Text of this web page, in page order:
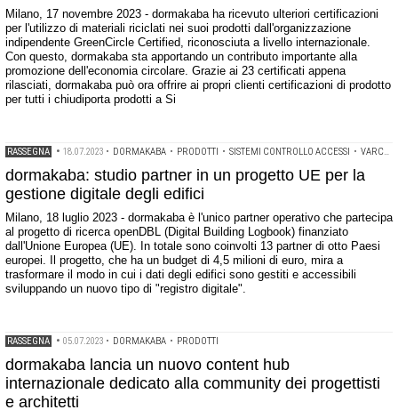
Milano, 17 novembre 2023 - dormakaba ha ricevuto ulteriori certificazioni
per l'utilizzo di materiali riciclati nei suoi prodotti dall'organizzazione
indipendente GreenCircle Certified, riconosciuta a livello internazionale.
Con questo, dormakaba sta apportando un contributo importante alla
promozione dell'economia circolare. Grazie ai 23 certificati appena
rilasciati, dormakaba può ora offrire ai propri clienti certificazioni di prodotto
per tutti i chiudiporta prodotti a Si
RASSEGNA • 18.07.2023 • DORMAKABA • PRODOTTI • SISTEMI CONTROLLO ACCESSI • VARCHI AUTOMATICI
dormakaba: studio partner in un progetto UE per la
gestione digitale degli edifici
Milano, 18 luglio 2023 - dormakaba è l'unico partner operativo che partecipa
al progetto di ricerca openDBL (Digital Building Logbook) finanziato
dall'Unione Europea (UE). In totale sono coinvolti 13 partner di otto Paesi
europei. Il progetto, che ha un budget di 4,5 milioni di euro, mira a
trasformare il modo in cui i dati degli edifici sono gestiti e accessibili
sviluppando un nuovo tipo di "registro digitale".
RASSEGNA • 05.07.2023 • DORMAKABA • PRODOTTI
dormakaba lancia un nuovo content hub
internazionale dedicato alla community dei progettisti
e architetti